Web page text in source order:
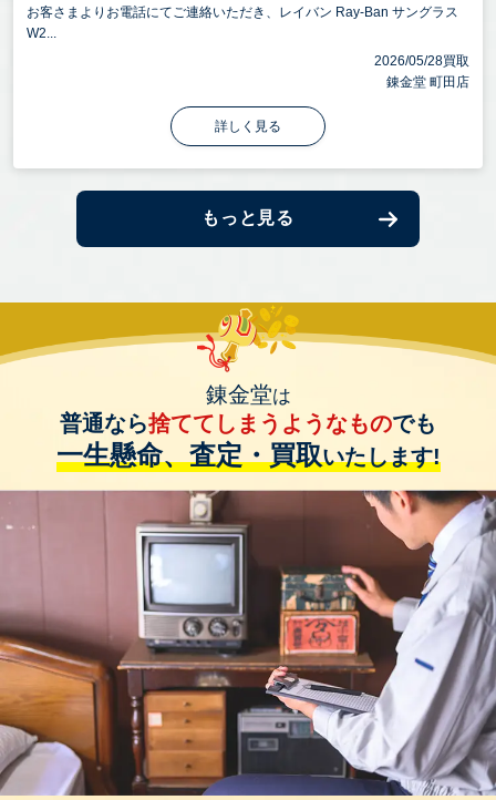
お客さまよりお電話にてご連絡いただき、レイバン Ray-Ban サングラス
W2...
2026/05/28買取
錬金堂 町田店
詳しく見る
もっと見る
錬金堂は
普通なら捨ててしまうようなものでも
一生懸命、査定・買取いたします!